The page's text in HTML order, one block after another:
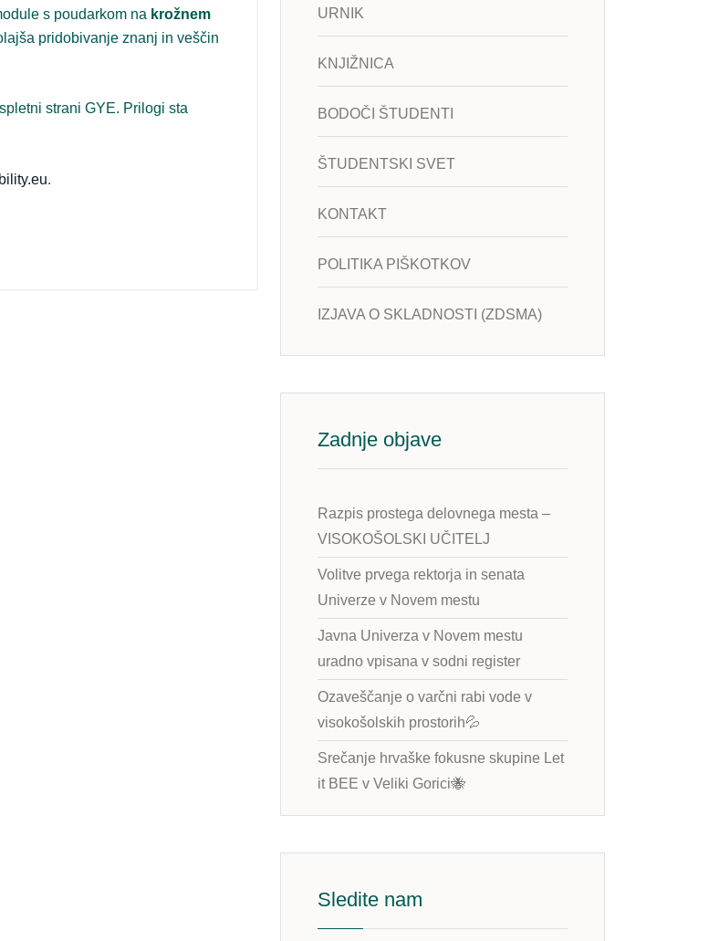
s poudarkom na krožnem
pridobivanje znanj in veščin
strani GYE. Prilogi sta
.
URNIK
KNJIŽNICA
BODOČI ŠTUDENTI
ŠTUDENTSKI SVET
KONTAKT
POLITIKA PIŠKOTKOV
IZJAVA O SKLADNOSTI (ZDSMA)
Zadnje objave
Razpis prostega delovnega mesta –
VISOKOŠOLSKI UČITELJ
Volitve prvega rektorja in senata
Univerze v Novem mestu
Javna Univerza v Novem mestu
uradno vpisana v sodni register
Ozaveščanje o varčni rabi vode v
visokošolskih prostorih💦
Srečanje hrvaške fokusne skupine Let
it BEE v Veliki Gorici🐝
Sledite nam